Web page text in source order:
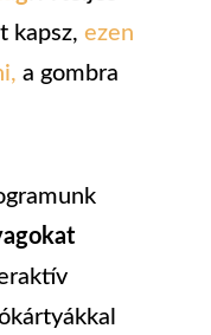
kapsz, ezen
a gombra